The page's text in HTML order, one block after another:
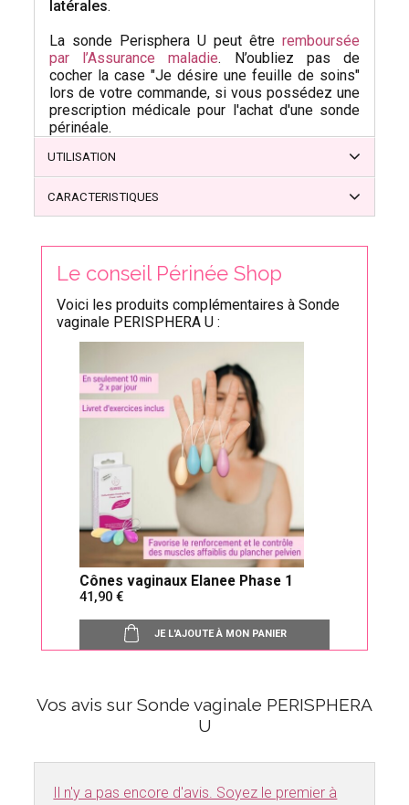
latérales.
La sonde Perisphera U peut être remboursée
par l’Assurance maladie. N’oubliez pas de
cocher la case "Je désire une feuille de soins"
lors de votre commande, si vous possédez une
prescription médicale pour l'achat d'une sonde
périnéale.
UTILISATION
CARACTERISTIQUES
Le conseil Périnée Shop
Voici les produits complémentaires à Sonde
vaginale PERISPHERA U :
Cônes vaginaux Elanee Phase 1
41,90
JE L'AJOUTE À MON PANIER
Vos avis sur Sonde vaginale PERISPHERA
U
Il n'y a pas encore d'avis. Soyez le premier à